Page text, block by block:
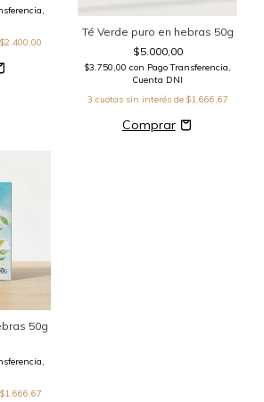
$2.400,00
Té Verde puro en hebras 50g
$5.000,00
$3.750,00 con Pago Transferencia,
Cuenta DNI
3 cuotas sin interés de $1.666,67
50g
$1.666,67